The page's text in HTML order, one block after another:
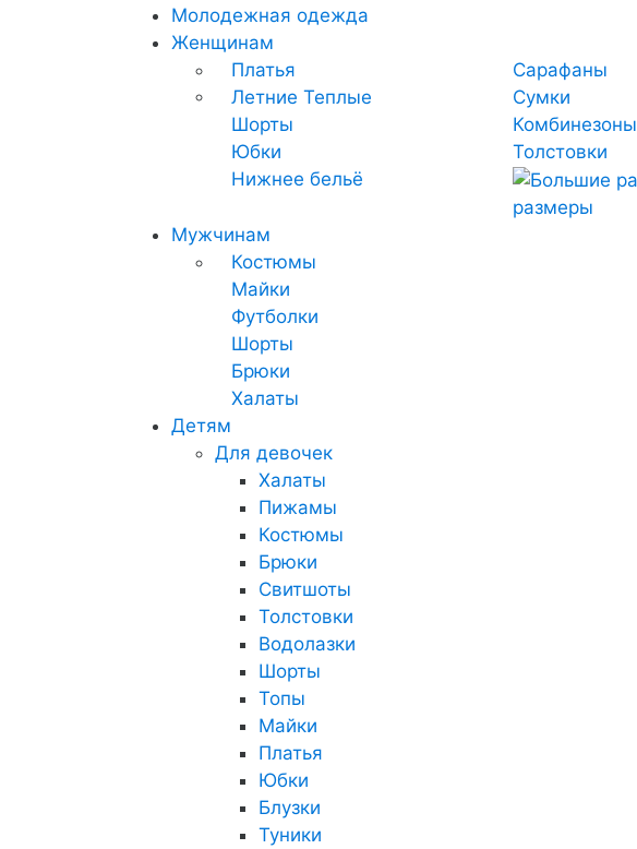
Молодежная одежда
Женщинам
Платья
Летние Теплые
Сарафаны
Сумки
Шорты
Комбинезоны
Юбки
Толстовки
Нижнее бельё
размеры
Мужчинам
Костюмы
Майки
Футболки
Шорты
Брюки
Халаты
Детям
Для девочек
Халаты
Пижамы
Костюмы
Брюки
Свитшоты
Толстовки
Водолазки
Шорты
Топы
Майки
Платья
Юбки
Блузки
Туники